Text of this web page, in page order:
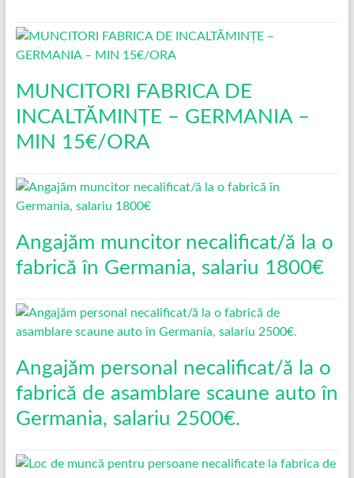
MUNCITORI FABRICA DE
INCALTĂMINȚE – GERMANIA –
MIN 15€/ORA
Angajăm muncitor necalificat/ă la o
fabrică în Germania, salariu 1800€
Angajăm personal necalificat/ă la o
fabrică de asamblare scaune auto în
Germania, salariu 2500€.